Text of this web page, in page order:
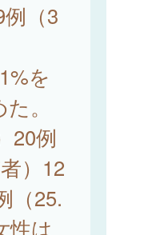
（3
を
。
20例
）12
（25.
性は